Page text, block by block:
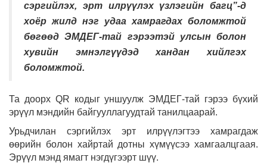
сэргийлэх, эрт илрүүлэх үзлэгийн багц”-д
хоёр жилд нэг удаа хамрагдах боломжтой
бөгөөд ЭМДЕГ-тай гэрээтэй улсын болон
хувийн эмнэлгүүдэд хандан хийлгэх
боломжтой.
Та доорх QR кодыг уншуулж ЭМДЕГ-тай гэрээ бүхий
эрүүл мэндийн байгууллагуудтай танилцаарай.
Урьдчилан сэргийлэх эрт илрүүлэгтээ хамрагдаж
өөрийн болон хайртай дотны хүмүүсээ хамгаалцгаая.
Эрүүл мэнд ямагт нэгдүгээрт шүү.